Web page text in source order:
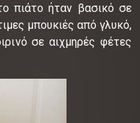
πιάτο ήταν βασικό σε
μπουκιές από γλυκό,
σε αιχμηρές φέτες